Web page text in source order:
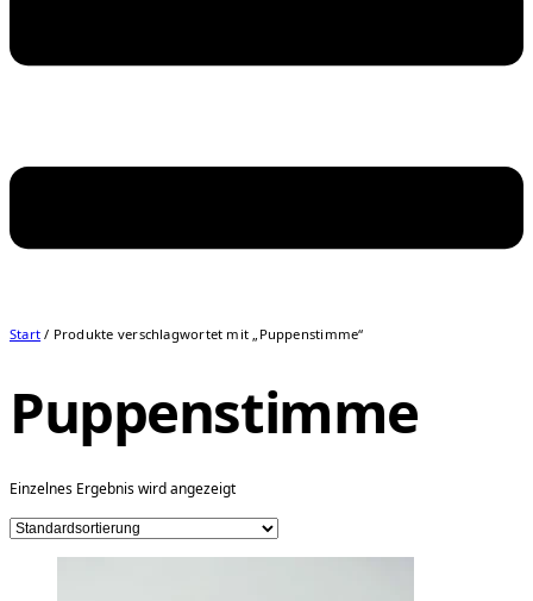
Start / Produkte verschlagwortet mit „Puppenstimme“
Puppenstimme
Einzelnes Ergebnis wird angezeigt